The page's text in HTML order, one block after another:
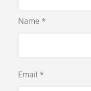
Name *
Email *